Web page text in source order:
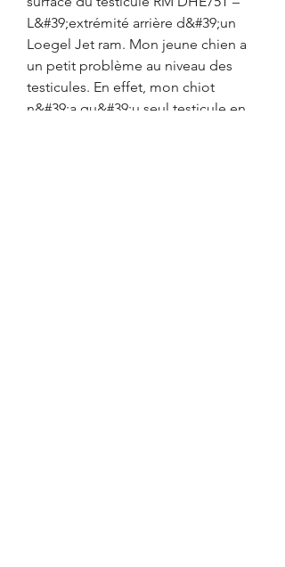
L&#39;extrémité arrière d&#39;un
Loegel Jet ram. Mon jeune chien a
un petit problème au niveau des
testicules. En effet, mon chiot
n&#39;a qu&#39;u seul testicule en